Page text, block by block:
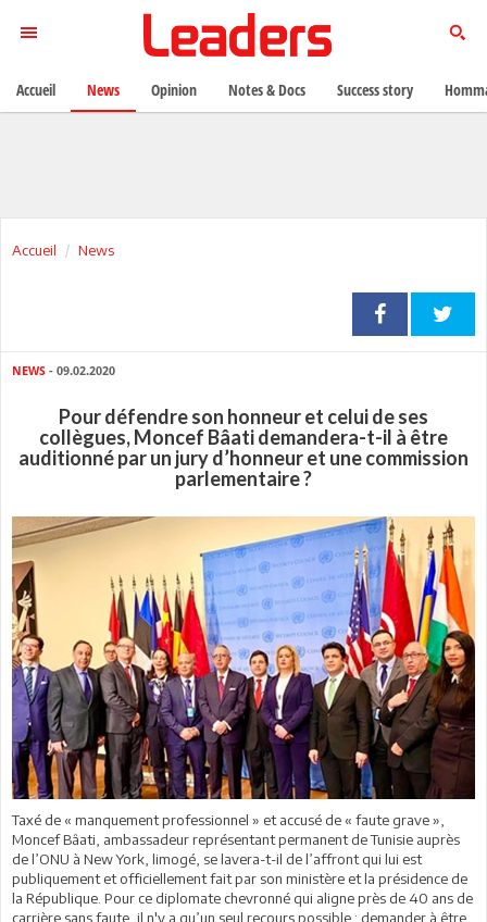
Accueil News
NEWS - 09.02.2020
Pour défendre son honneur et celui de ses
collègues, Moncef Bâati demandera-t-il à être
auditionné par un jury d’honneur et une commission
parlementaire ?
Taxé de « manquement professionnel » et accusé de « faute grave »,
Moncef Bâati, ambassadeur représentant permanent de Tunisie auprès
de l’ONU à New York, limogé, se lavera-t-il de l’affront qui lui est
publiquement et officiellement fait par son ministère et la présidence de
la République. Pour ce diplomate chevronné qui aligne près de 40 ans de
carrière sans faute, il n'y a qu’un seul recours possible : demander à être
Accueil News Opinion Notes & Docs Success story